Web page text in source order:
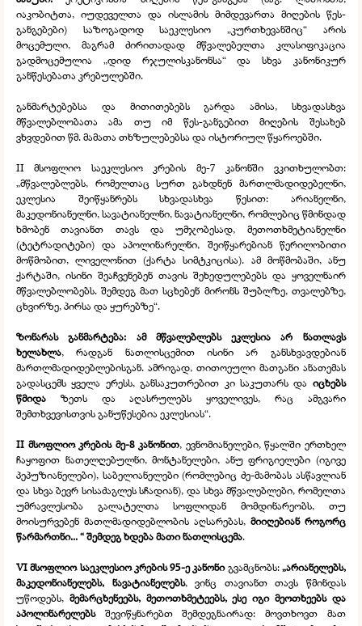
იაკობიტთა, იუდეველთა და ისლამის მიმდევართა მიღების წეს-
განგებები) საზოგადოდ საეკლესიო „კურთხევანშიც“ არის
მოცემული, მაგრამ ძირითადად მწვალებელთა კლასიფიკაცია
გადმოცემულია „დიდ რჯულისკანონსა“ და სხვა კანონიკურ
განწესებათა კრებულებში.
განმარტებებსა და მითითებებს გარდა ამისა, სხვადასხვა
მწვალებლობათა ამა თუ იმ წეს-განგებით მიღების შესახებ
ვხვდებით წმ. მამათა თხზულებებსა და ისტორიულ წყაროებში.
II მსოფლიო საეკლესიო კრების მე-7 კანონში ვკითხულობთ:
„მწვალებლებს, რომელთაც სურთ გახდნენ მართლმადიდებელნი,
ეკლესია შეიწყანრებს სხვადასხვა წესით: არიანელნი,
მაკედონიანელნი, სავატიანელნი, ნავატიანელნი, რომლებიც წმინდად
ხმობენ თავიანთ თავს და უმჯობესად, მეთოთხმეტიანელნი
(ტეტრადიტები) და აპოლინარელნი, შეიწყარებიან წერილობითი
მოწმობით, ლიველონით (ქარტა სიმტკიცისა). ამ მოწმობაში, ანუ
ქარტაში, ისინი შეაჩვენებენ თავის შეხედულებებს და ყოველნაირ
მწვალებლობებს. შემდეგ მათ სცხებენ მირონს შუბლზე, თვალებზე,
ცხვირზე, პირსა და ყურებზე“.
ზონარას განმარტება:
ამ მწვალებლებს ეკლესია არ ნათლავს
ხელახლა, რადგან ნათლისცემით ისინი არ განსხვავდებიან
მართლმადიდებლებისგან. ამრიგად, თითოეული მათგანი ანათემას
გადასცემს ყველა ერესს, განსაკუთრებით კი საკუთარს და იცხებს
წმიდა
ზეთს და აღასრულებს ყოველივეს, რაც ამგვარი
შემთხვევისთვის განუწესებია ეკლესიას“.
II მსოფლიო კრების მე-8 კანონით, ევნომიანელები, წყალში ერთხელ
ჩაყოფით ნათელღებულნი, მონტანელები, ანუ ფრიგიელები (იგივე
პეპუზიანელები), საბელიანელები (რომლებიც ძე-მამობას ასწავლიან
და სხვა ბევრ სისაძაგლეს სჩადიან), და სხვა მწვალებლები, რომელთა
უმრავლესობა გალატელთა სოფლიდან მომდინარეობს, თუ
მოისურვებენ მათლმადიდებლობის აღსარებას, მიიღებიან როგორც
წარმართნი... “ შემდეგ ხდება მათი ნათლისცემა.
VI მსოფლიო საეკლესიო კრების 95-ე კანონი გვამცნობს:„არიანელებს,
მაკედონიანელებს, ნავატიანელებს, ვინც თავიანთ თავს წმინდას
უწოდებს, მემარცხენეებს, მეთოთხმეტეებს, ესე იგი მეოთხეებს და
აპოლინარელებს
შევიწყნარებთ შემდეგნაირად: მოვთხოვთ მათ